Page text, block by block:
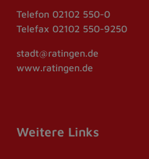
Telefon 02102 550-0
Telefax 02102 550-9250
stadt@ratingen.de
www.ratingen.de
Weitere Links